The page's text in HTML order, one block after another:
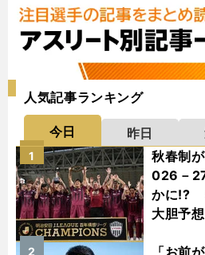
人気記事ランキング
今日 昨日
秋春制
026－
かに!?
大胆予想
1
2